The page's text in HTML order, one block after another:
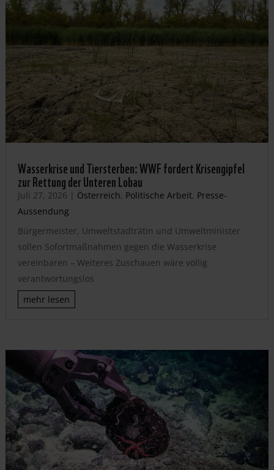
Wasserkrise und Tiersterben: WWF fordert Krisengipfel
zur Rettung der Unteren Lobau
Juli 27, 2026 | Österreich, Politische Arbeit, Presse-
Aussendung
Bürgermeister, Umweltstadträtin und Umweltminister
sollen Sofortmaßnahmen gegen die Wasserkrise
vereinbaren – Weiteres Zuschauen wäre völlig
verantwortungslos
mehr lesen